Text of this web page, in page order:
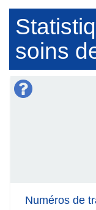
soins
Numéros de